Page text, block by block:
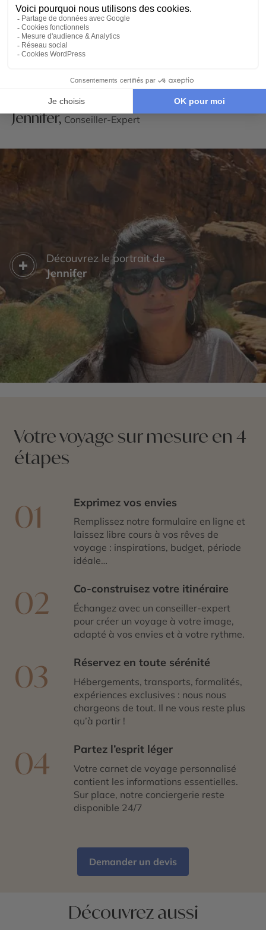
des rencontres avec d’autres voyageurs !
En fin de voyage, vous pourriez opter pour une
extension de quelques jours sur la côte à
Jennifer, Conseiller-Expert
Découvrez le portrait de
Jennifer
Votre voyage sur mesure en 4
étapes
01 Exprimez vos envies
Remplissez notre formulaire en ligne et
laissez libre cours à vos rêves de
voyage : inspirations, budget, période
idéale…
02 Co-construisez votre itinéraire
Échangez avec un conseiller-expert
pour créer un voyage à votre image,
adapté à vos envies et à votre rythme.
03 Réservez en toute sérénité
Hébergements, transports, formalités,
expériences exclusives : nous nous
chargeons de tout. Il ne vous reste plus
qu’à partir !
04 Partez l’esprit léger
Votre carnet de voyage personnalisé
contient les informations essentielles.
Sur place, notre conciergerie reste
disponible 24/7
Demander un devis
Découvrez aussi